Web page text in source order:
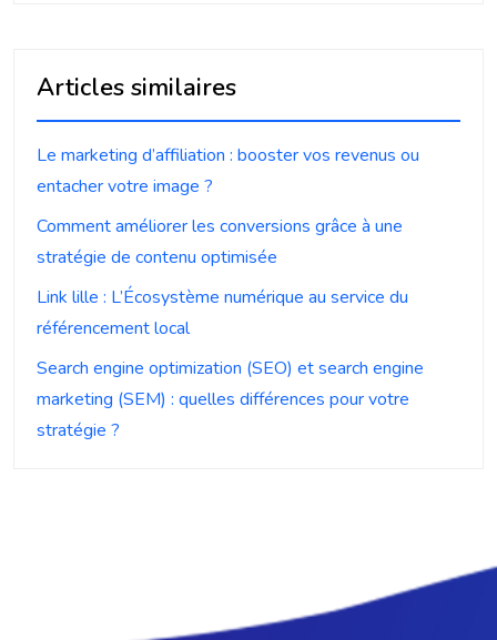
Articles similaires
Le marketing d’affiliation : booster vos revenus ou
entacher votre image ?
Comment améliorer les conversions grâce à une
stratégie de contenu optimisée
Link lille : L’Écosystème numérique au service du
référencement local
Search engine optimization (SEO) et search engine
marketing (SEM) : quelles différences pour votre
stratégie ?